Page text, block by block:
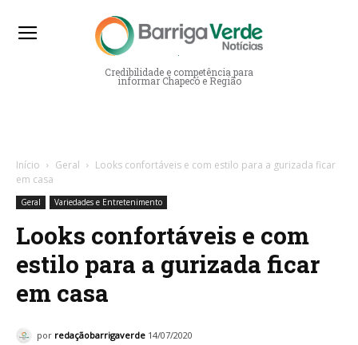
Barriga Verde Notícias
Credibilidade e competência para
informar Chapecó e Região
Início Geral
Looks confortáveis e com estilo para a gurizada ficar
em casa
Geral Variedades e Entretenimento
Looks confortáveis e com
estilo para a gurizada ficar
em casa
por redaçãobarrigaverde 14/07/2020